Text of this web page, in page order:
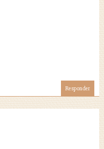
Responder